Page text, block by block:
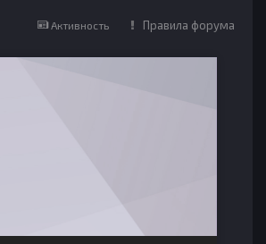
Активность Правила форума